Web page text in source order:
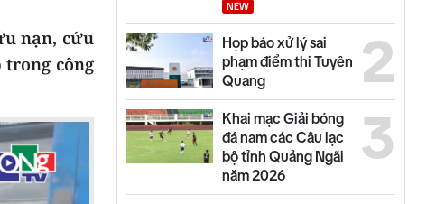
nạn, cứu
công
NEW
2
Họp báo xử lý sai
phạm điểm thi Tuyên
Quang
3
Khai mạc Giải bóng
đá nam các Câu lạc
bộ tỉnh Quảng Ngãi
năm 2026